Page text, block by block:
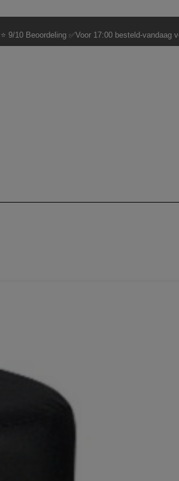
9/10 Beoordeling ✅Voor 17:00 besteld-vandaag